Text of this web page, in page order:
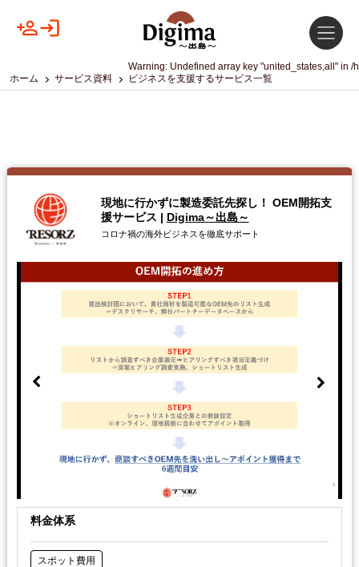
ホーム サービス資料
Warning: Undefined array key "united_states,all" in /
ビジネスを支援するサービス一覧
現地に行かずに製造委託先探し！ OEM開拓支
援サービス | Digima～出島～
コロナ禍の海外ビジネスを徹底サポート
料金体系
スポット費用